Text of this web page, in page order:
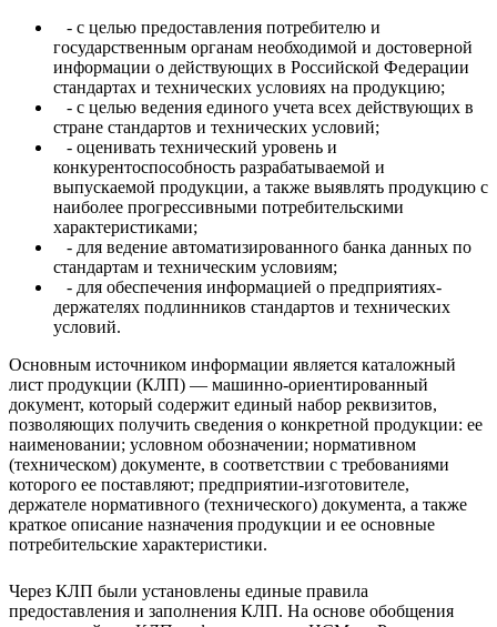
- с целью предоставления потребителю и
государственным органам необходимой и достоверной
информации о действующих в Российской Федерации
стандартах и технических условиях на продукцию;
- с целью ведения единого учета всех действующих в
стране стандартов и технических условий;
- оценивать технический уровень и
конкурентоспособность разрабатываемой и
выпускаемой продукции, а также выявлять продукцию с
наиболее прогрессивными потребительскими
характеристиками;
- для ведение автоматизированного банка данных по
стандартам и техническим условиям;
- для обеспечения информацией о предприятиях-
держателях подлинников стандартов и технических
условий.
Основным источником информации является каталожный
лист продукции (КЛП) — машинно-ориентированный
документ, который содержит единый набор реквизитов,
позволяющих получить сведения о конкретной продукции: ее
наименовании; условном обозначении; нормативном
(техническом) документе, в соответствии с требованиями
которого ее поставляют; предприятии-изготовителе,
держателе нормативного (технического) документа, а также
краткое описание назначения продукции и ее основные
потребительские характеристики.
Через КЛП были установлены единые правила
предоставления и заполнения КЛП. На основе обобщения